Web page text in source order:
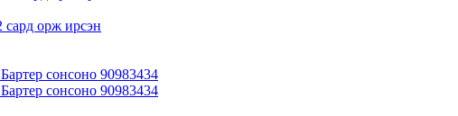
сард орж ирсэн
сонсоно 90983434
сонсоно 90983434